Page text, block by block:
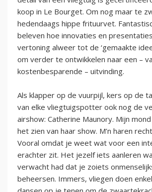
koop in Le Bourget. Om nog maar te
hedendaags hippe frituurvet.
beleven hoe innovaties en
vertoning alweer tot de ‘gemaakte
om verder te ontwikkelen naar een –
kostenbesparende – uitvinding.
Als klapper op de vuurpijl, kers op de
van elke vliegtuigspotter ook nog de
airshow: Catherine Maunory. Mijn
het zien van haar show. M’n haren
Vooral omdat je weet wat voor een
erachter zit. Het jezelf iets aanleren
verwacht had dat je zoiets
beheersen. Immers, vliegen doen